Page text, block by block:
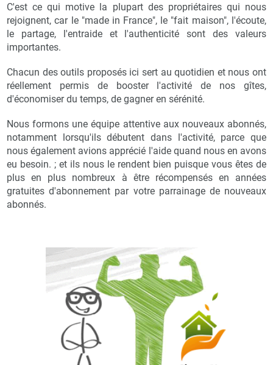
C'est ce qui motive la plupart des propriétaires qui nous
rejoignent, car le "made in France", le "fait maison", l'écoute,
le partage, l'entraide et l'authenticité sont des valeurs
importantes.
Chacun des outils proposés ici sert au quotidien et nous ont
réellement permis de booster l'activité de nos gîtes,
d'économiser du temps, de gagner en sérénité.
Nous formons une équipe attentive aux nouveaux abonnés,
notamment lorsqu'ils débutent dans l'activité, parce que
nous également avions apprécié l'aide quand nous en avons
eu besoin. ; et ils nous le rendent bien puisque vous êtes de
plus en plus nombreux à être récompensés en années
gratuites d'abonnement par votre parrainage de nouveaux
abonnés.